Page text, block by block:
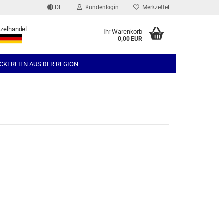
DE Kundenlogin Merkzettel
Ihr Warenkorb
0,00 EUR
AUS DER REGION